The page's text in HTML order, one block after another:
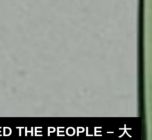
THE PEOPLE – 大